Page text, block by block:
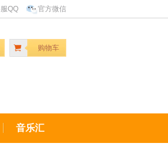
QQ 官方微信
购物车
音乐汇